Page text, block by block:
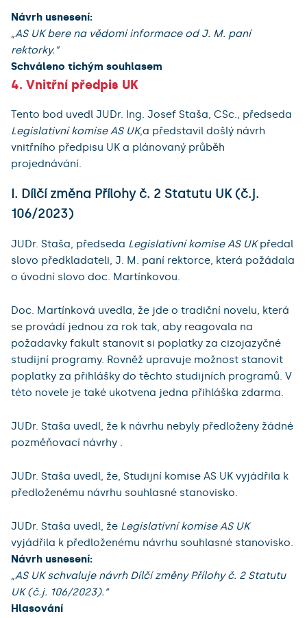
Návrh usnesení:
„AS UK bere na vědomí informace od J. M. paní
rektorky.”
Schváleno tichým souhlasem
4. Vnitřní předpis UK
Tento bod uvedl JUDr. Ing. Josef Staša, CSc., předseda
Legislativní komise AS UK,a představil došlý návrh
vnitřního předpisu UK a plánovaný průběh
projednávání.
I. Dílčí změna Přílohy č. 2 Statutu UK (č.j.
106/2023)
JUDr. Staša, předseda Legislativní komise AS UKpředal
slovo předkladateli, J. M. paní rektorce, která požádala
o úvodní slovo doc. Martínkovou.
Doc. Martínková uvedla, že jde o tradiční novelu, která
se provádí jednou za rok tak, aby reagovala na
požadavky fakult stanovit si poplatky za cizojazyčné
studijní programy. Rovněž upravuje možnost stanovit
poplatky za přihlášky do těchto studijních programů. V
této novele je také ukotvena jedna přihláška zdarma.
JUDr. Staša uvedl, že k návrhu nebyly předloženy žádné
pozměňovací návrhy .
JUDr. Staša uvedl, že, Studijní komise AS UK vyjádřila k
předloženému návrhu souhlasné stanovisko.
JUDr. Staša uvedl, že Legislativní komise AS UK
vyjádřila k předloženému návrhu souhlasné stanovisko.
Návrh usnesení:
„AS UK schvaluje návrh Dílčí změny Přílohy č. 2 Statutu
UK (č.j. 106/2023).“
Hlasování